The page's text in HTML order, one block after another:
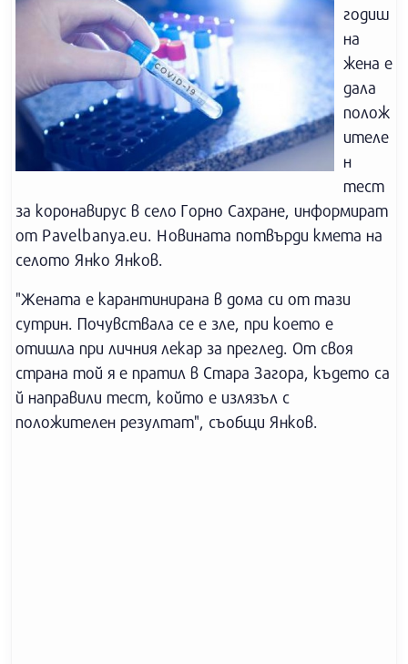
годиш
на
жена е
дала
полож
ителе
н
тест
за коронавирус в село Горно Сахране, информират
от Pavelbanya.eu. Новината потвърди кмета на
селото Янко Янков.
"Жената е карантинирана в дома си от тази
сутрин. Почувствала се е зле, при което е
отишла при личния лекар за преглед. От своя
страна той я е пратил в Стара Загора, където са
й направили тест, който е излязъл с
положителен резултат", съобщи Янков.